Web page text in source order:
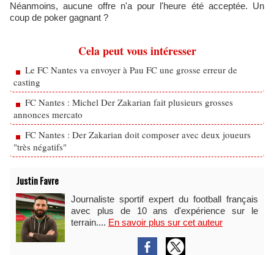
Néanmoins, aucune offre n'a pour l'heure été acceptée. Un
coup de poker gagnant ?
Cela peut vous intéresser
Le FC Nantes va envoyer à Pau FC une grosse erreur de
casting
FC Nantes : Michel Der Zakarian fait plusieurs grosses
annonces mercato
FC Nantes : Der Zakarian doit composer avec deux joueurs
"très négatifs"
Justin Favre
Journaliste sportif expert du football français
avec plus de 10 ans d'expérience sur le
terrain.... En savoir plus sur cet auteur